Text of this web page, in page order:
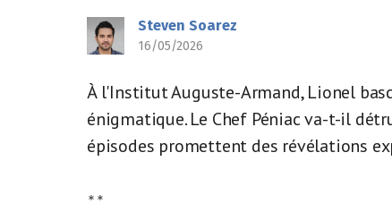
Steven Soarez
16/05/2026
À l'Institut Auguste-Armand, Lionel
énigmatique. Le Chef Péniac va-t-il
épisodes promettent des révélations
**